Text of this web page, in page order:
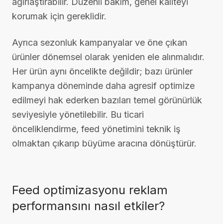
korumak için gereklidir.
Ayrıca sezonluk kampanyalar ve öne çıkan
ürünler dönemsel olarak yeniden ele alınmalıdır.
Her ürün aynı öncelikte değildir; bazı ürünler
kampanya döneminde daha agresif optimize
edilmeyi hak ederken bazıları temel görünürlük
seviyesiyle yönetilebilir. Bu ticari
önceliklendirme, feed yönetimini teknik iş
olmaktan çıkarıp büyüme aracına dönüştürür.
Feed optimizasyonu reklam
performansını nasıl etkiler?